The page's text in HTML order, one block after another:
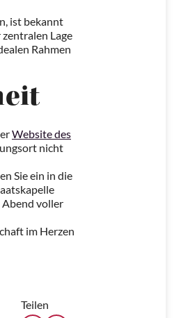
ist bekannt
Lage
Rahmen
Website des
nicht
Sie ein in die
Abend voller
im Herzen
Teilen